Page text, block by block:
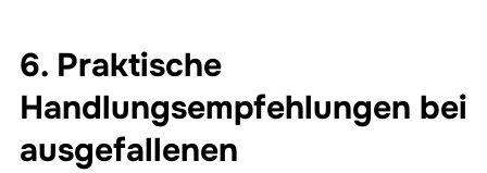
6. Praktische
Handlungsempfehlungen bei
ausgefallenen